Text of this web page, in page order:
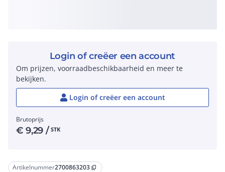
Artikelnummer2700863203 content_copy
Login of creëer een account
Om prijzen, voorraadbeschikbaarheid en meer te
bekijken.
Login of creëer een account
Brutoprijs
€9,29 / STK